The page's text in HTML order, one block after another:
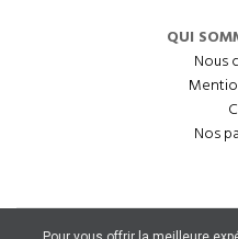
QUI
Nous
Nos